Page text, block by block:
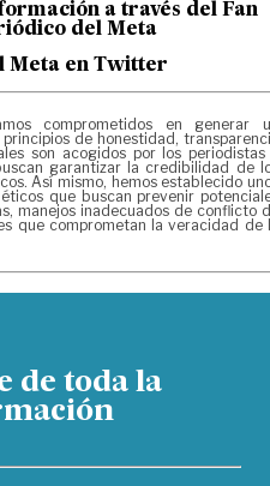
a través del Fan
del Meta
Meta en Twitter
comprometidos en generar
de honestidad,
son acogidos por los periodistas
garantizar la credibilidad de
Así mismo, hemos establecido
que buscan prevenir
manejos inadecuados de conflicto
que comprometan la veracidad de
de toda la